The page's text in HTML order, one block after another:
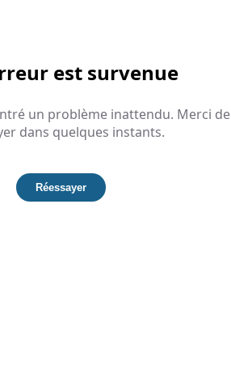
est survenue
un problème inattendu. Merci de
dans quelques instants.
Réessayer